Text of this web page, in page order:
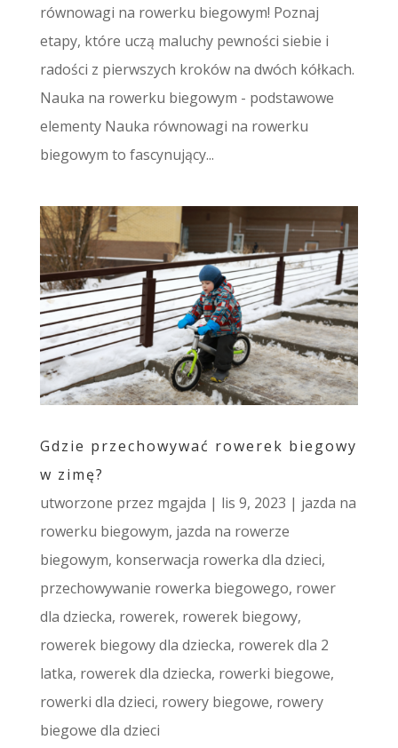
równowagi na rowerku biegowym! Poznaj
etapy, które uczą maluchy pewności siebie i
radości z pierwszych kroków na dwóch kółkach.
Nauka na rowerku biegowym - podstawowe
elementy Nauka równowagi na rowerku
biegowym to fascynujący...
Gdzie przechowywać rowerek biegowy
w zimę?
utworzone przez mgajda | lis 9, 2023 | jazda na
rowerku biegowym, jazda na rowerze
biegowym, konserwacja rowerka dla dzieci,
przechowywanie rowerka biegowego, rower
dla dziecka, rowerek, rowerek biegowy,
rowerek biegowy dla dziecka, rowerek dla 2
latka, rowerek dla dziecka, rowerki biegowe,
rowerki dla dzieci, rowery biegowe, rowery
biegowe dla dzieci